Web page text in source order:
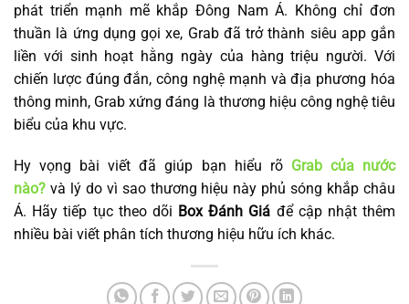
phát triển mạnh mẽ khắp Đông Nam Á. Không chỉ đơn
thuần là ứng dụng gọi xe, Grab đã trở thành siêu app gắn
liền với sinh hoạt hằng ngày của hàng triệu người. Với
chiến lược đúng đắn, công nghệ mạnh và địa phương hóa
thông minh, Grab xứng đáng là thương hiệu công nghệ tiêu
biểu của khu vực.
Hy vọng bài viết đã giúp bạn hiểu rõ Grab của nước
nào? và lý do vì sao thương hiệu này phủ sóng khắp châu
Á. Hãy tiếp tục theo dõi Box Đánh Giá để cập nhật thêm
nhiều bài viết phân tích thương hiệu hữu ích khác.